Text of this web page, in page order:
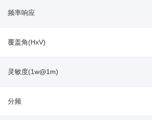
频率响应
覆盖角(HxV)
灵敏度(1w@1m)
分频